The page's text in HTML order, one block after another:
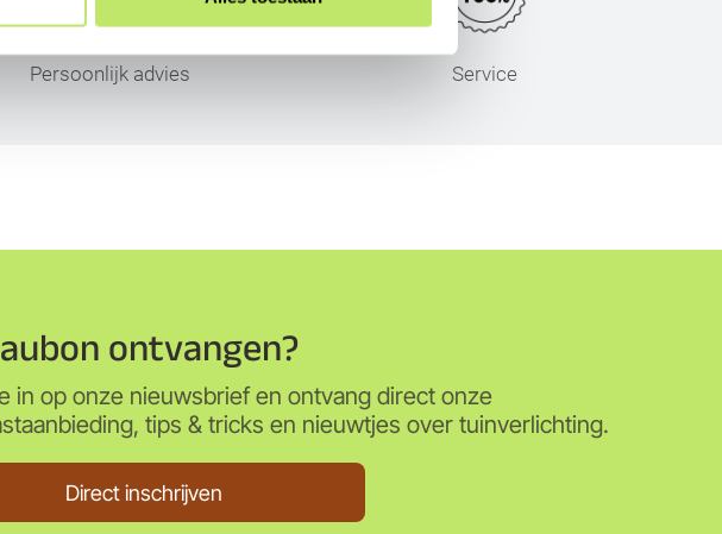
Persoonlijk advies Service
ontvangen?
in op onze nieuwsbrief en ontvang direct onze
tips & tricks en nieuwtjes over tuinverlichting.
Direct inschrijven